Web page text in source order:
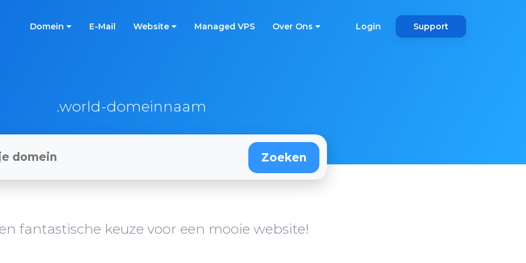
Domein E-Mail Website Managed VPS Over Ons Login Support
.world-domeinnaam
fantastische keuze voor een mooie website!